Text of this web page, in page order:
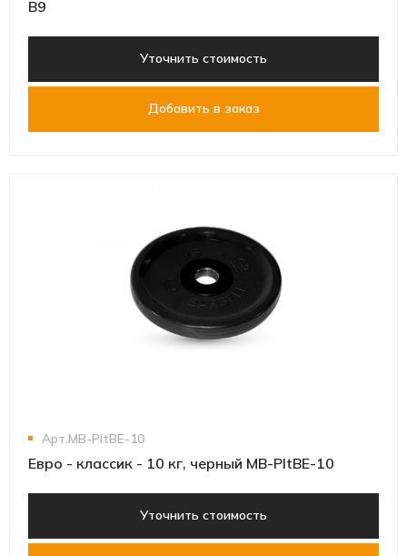
B9
Уточнить стоимость
Добавить в заказ
Арт.MB-PltBE-10
Евро - классик - 10 кг, черный MB-PltBE-10
Уточнить стоимость